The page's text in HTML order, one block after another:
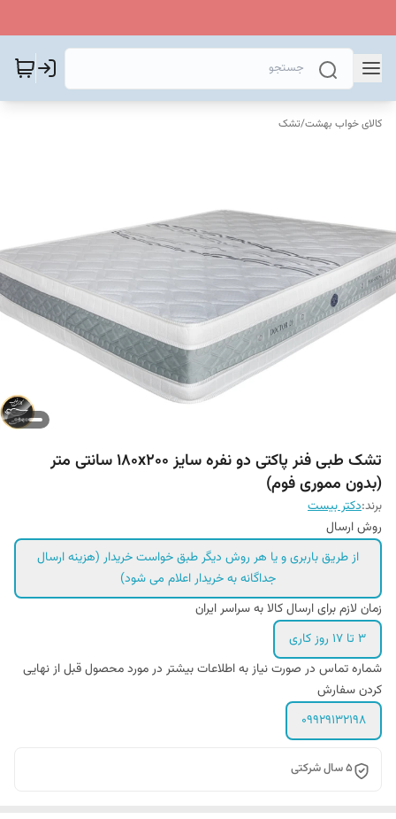
کالای خواب بهشت/تشک
تشک طبی فنر پاکتی دو نفره سایز ۱۸۰x۲۰۰ سانتی متر
(بدون مموری فوم)
برند:دکتر بیست
روش ارسال
از طریق باربری و یا هر روش دیگر طبق خواست خریدار (هزینه ارسال
جداگانه به خریدار اعلام می شود)
زمان لازم برای ارسال کالا به سراسر ایران
۳ تا ۱۷ روز کاری
شماره تماس در صورت نیاز به اطلاعات بیشتر در مورد محصول قبل از نهایی
کردن سفارش
09929132198
۵ سال شرکتی